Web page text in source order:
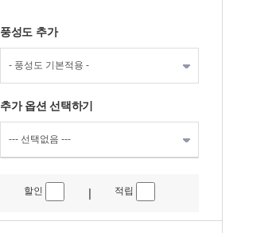
풍성도 추가
추가 옵션 선택하기
할인 | 적립